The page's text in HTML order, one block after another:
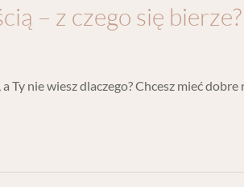
– z czego się bierze?
Ty nie wiesz dlaczego? Chcesz mieć